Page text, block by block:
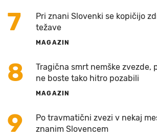
7
Pri znani Slovenki se kopičijo
težave
MAGAZIN
8
Tragična smrt nemške zvezde,
ne boste tako hitro pozabili
MAGAZIN
9
Po travmatični zvezi v nekaj
znanim Slovencem